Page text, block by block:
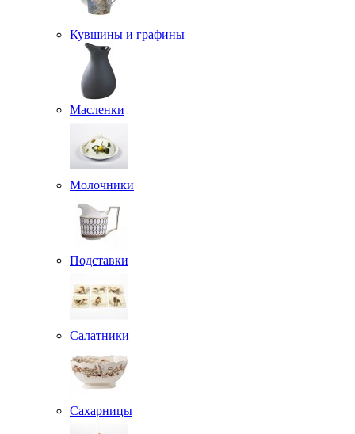
Кувшины и графины
Масленки
Молочники
Подставки
Салатники
Сахарницы